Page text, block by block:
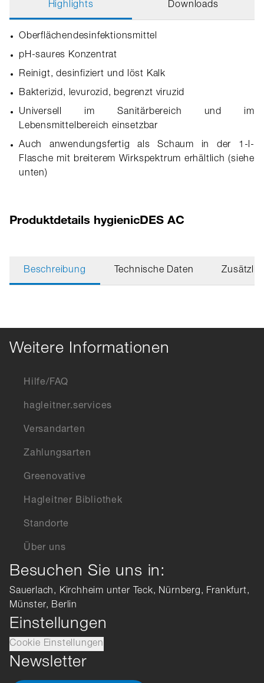
Highlights Downloads
Oberflächendesinfektionsmittel
pH-saures Konzentrat
Reinigt, desinfiziert und löst Kalk
Bakterizid, levurozid, begrenzt viruzid
Universell im Sanitärbereich und im
Lebensmittelbereich einsetzbar
Auch anwendungsfertig als Schaum in der 1-l-
Flasche mit breiterem Wirkspektrum erhältlich (siehe
unten)
Produktdetails hygienicDES AC
Beschreibung Technische Daten
Weitere Informationen
Hilfe/FAQ
hagleitner.services
Versandarten
Zahlungsarten
Greenovative
Hagleitner Bibliothek
Standorte
Über uns
Besuchen Sie uns in:
Sauerlach, Kirchheim unter Teck, Nürnberg, Frankfurt,
Münster, Berlin
Einstellungen
Cookie Einstellungen
Newsletter